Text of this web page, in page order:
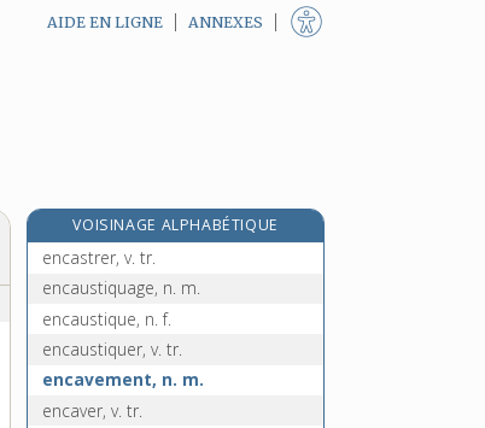
AIDE EN LIGNE ANNEXES
VOISINAGE ALPHABÉTIQUE
encastrement, n. m.
encastrer, v. tr.
encaustiquage, n. m.
encaustique, n. f.
encaustiquer, v. tr.
encavement, n. m.
encaver, v. tr.